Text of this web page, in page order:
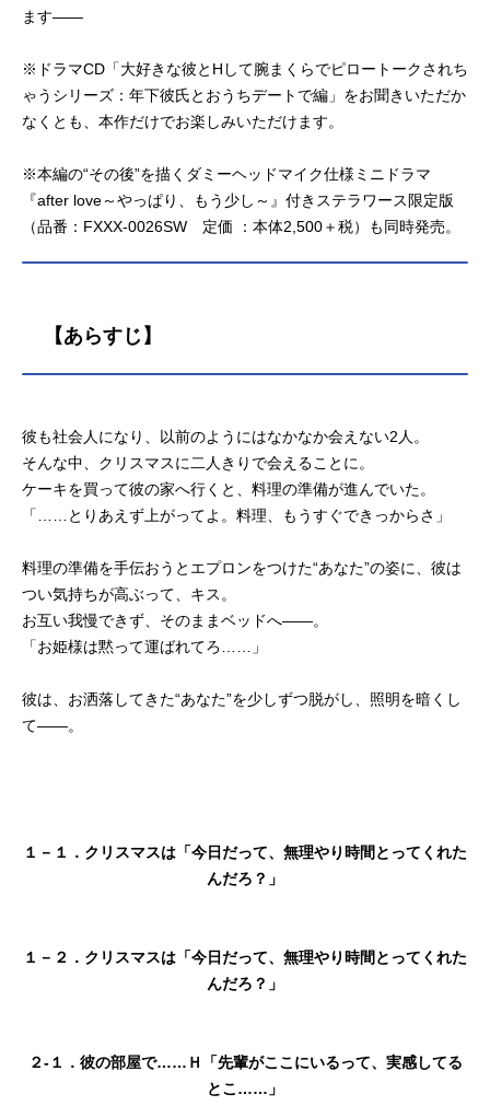
ます――
※ドラマCD「大好きな彼とHして腕まくらでピロートークされち
ゃうシリーズ：年下彼氏とおうちデートで編」をお聞きいただか
なくとも、本作だけでお楽しみいただけます。
※本編の“その後”を描くダミーヘッドマイク仕様ミニドラマ
『after love～やっぱり、もう少し～』付きステラワース限定版
（品番：FXXX-0026SW 定価 ：本体2,500＋税）も同時発売。
【あらすじ】
彼も社会人になり、以前のようにはなかなか会えない2人。
そんな中、クリスマスに二人きりで会えることに。
ケーキを買って彼の家へ行くと、料理の準備が進んでいた。
「……とりあえず上がってよ。料理、もうすぐできっからさ」
料理の準備を手伝おうとエプロンをつけた“あなた”の姿に、彼は
つい気持ちが高ぶって、キス。
お互い我慢できず、そのままベッドへ――。
「お姫様は黙って運ばれてろ……」
彼は、お洒落してきた“あなた”を少しずつ脱がし、照明を暗くし
て――。
１－１．クリスマスは「今日だって、無理やり時間とってくれた
んだろ？」
１－２．クリスマスは「今日だって、無理やり時間とってくれた
んだろ？」
２-１．彼の部屋で……Ｈ「先輩がここにいるって、実感してる
とこ……」